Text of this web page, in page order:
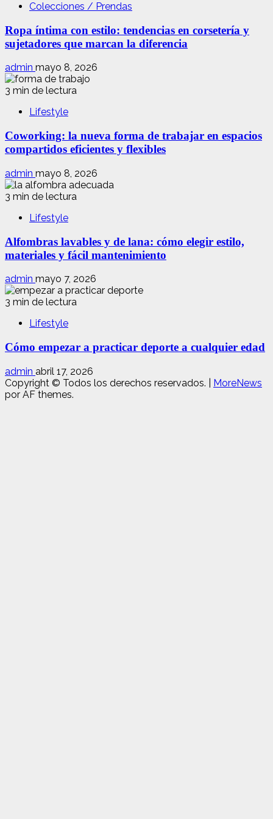
Colecciones / Prendas
Ropa íntima con estilo: tendencias en corsetería y
sujetadores que marcan la diferencia
admin mayo 8, 2026
3 min de lectura
Lifestyle
Coworking: la nueva forma de trabajar en espacios
compartidos eficientes y flexibles
admin mayo 8, 2026
3 min de lectura
Lifestyle
Alfombras lavables y de lana: cómo elegir estilo,
materiales y fácil mantenimiento
admin mayo 7, 2026
3 min de lectura
Lifestyle
Cómo empezar a practicar deporte a cualquier edad
admin abril 17, 2026
Copyright © Todos los derechos reservados.
MoreNews
por AF themes.